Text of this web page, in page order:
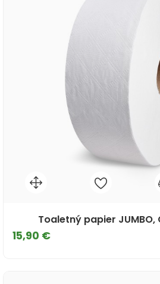
Toaletný papier JUMBO,
15,90 €Cena